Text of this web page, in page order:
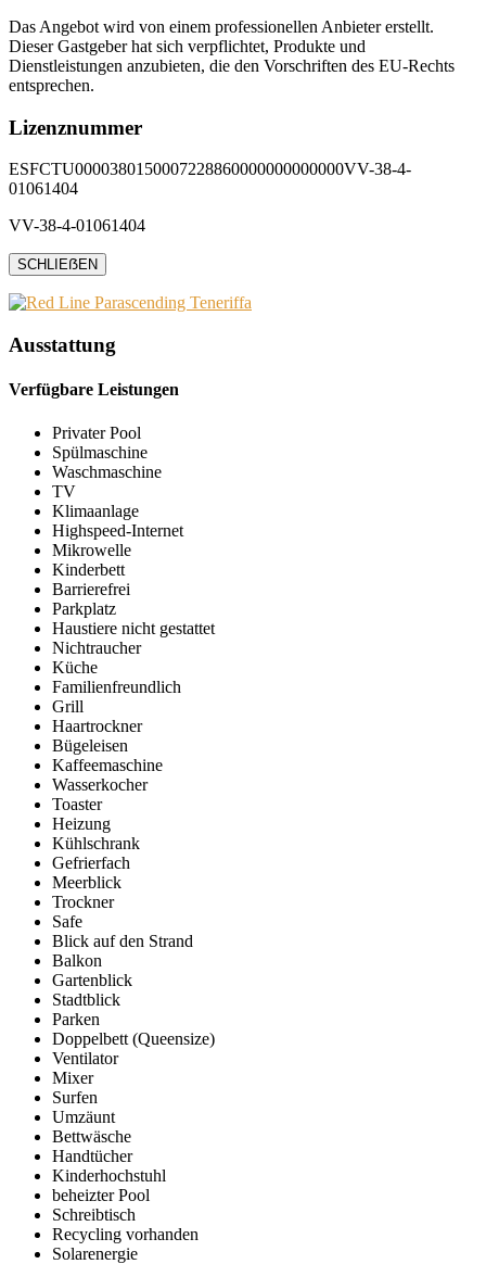
Das Angebot wird von einem professionellen Anbieter erstellt.
Dieser Gastgeber hat sich verpflichtet, Produkte und
Dienstleistungen anzubieten, die den Vorschriften des EU-Rechts
entsprechen.
Lizenznummer
ESFCTU0000380150007228860000000000000VV-38-4-
01061404
VV-38-4-01061404
SCHLIEẞEN
Ausstattung
Verfügbare Leistungen
Privater Pool
Spülmaschine
Waschmaschine
TV
Klimaanlage
Highspeed-Internet
Mikrowelle
Kinderbett
Barrierefrei
Parkplatz
Haustiere nicht gestattet
Nichtraucher
Küche
Familienfreundlich
Grill
Haartrockner
Bügeleisen
Kaffeemaschine
Wasserkocher
Toaster
Heizung
Kühlschrank
Gefrierfach
Meerblick
Trockner
Safe
Blick auf den Strand
Balkon
Gartenblick
Stadtblick
Parken
Doppelbett (Queensize)
Ventilator
Mixer
Surfen
Umzäunt
Bettwäsche
Handtücher
Kinderhochstuhl
beheizter Pool
Schreibtisch
Recycling vorhanden
Solarenergie